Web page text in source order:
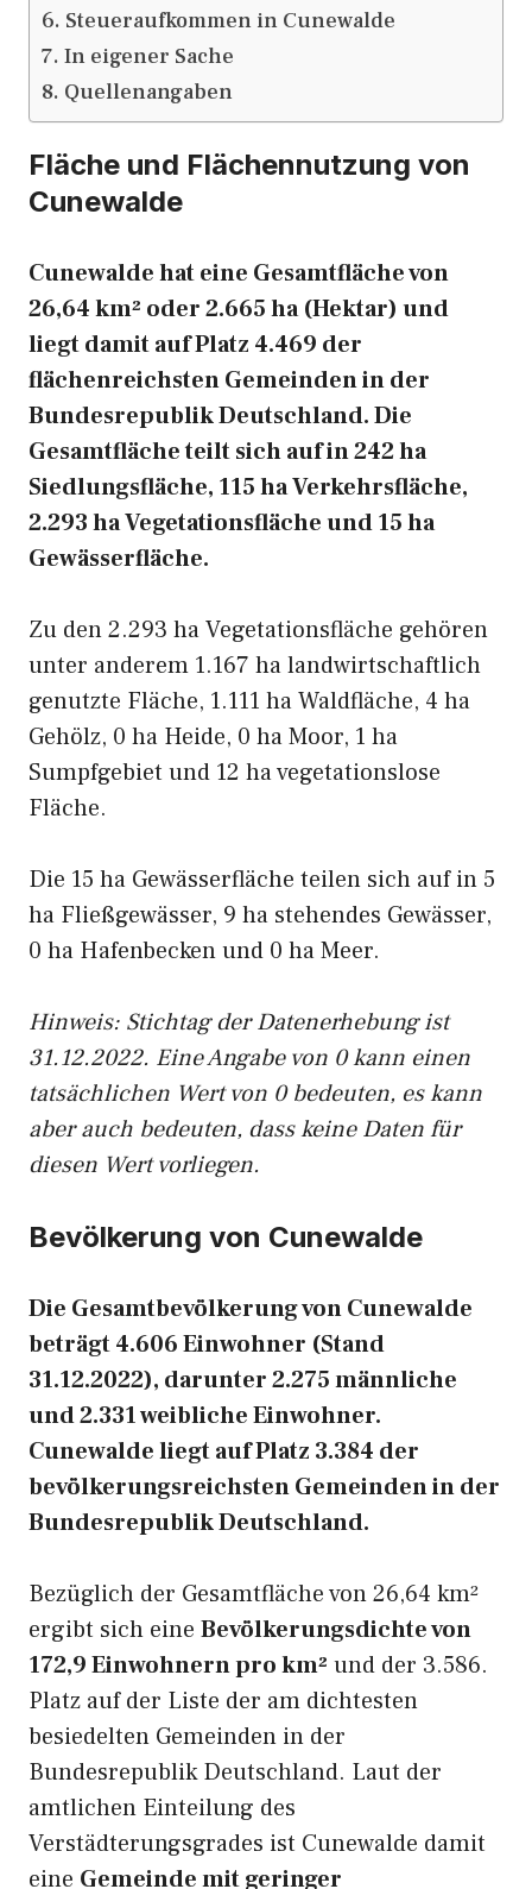
Steueraufkommen in Cunewalde
In eigener Sache
Quellenangaben
Fläche und Flächennutzung von
Cunewalde
Cunewalde hat eine Gesamtfläche von
26,64 km² oder 2.665 ha (Hektar) und
liegt damit auf Platz 4.469 der
flächenreichsten Gemeinden in der
Bundesrepublik Deutschland. Die
Gesamtfläche teilt sich auf in 242 ha
Siedlungsfläche, 115 ha Verkehrsfläche,
2.293 ha Vegetationsfläche und 15 ha
Gewässerfläche.
Zu den 2.293 ha Vegetationsfläche gehören
unter anderem 1.167 ha landwirtschaftlich
genutzte Fläche, 1.111 ha Waldfläche, 4 ha
Gehölz, 0 ha Heide, 0 ha Moor, 1 ha
Sumpfgebiet und 12 ha vegetationslose
Fläche.
Die 15 ha Gewässerfläche teilen sich auf in 5
ha Fließgewässer, 9 ha stehendes Gewässer,
0 ha Hafenbecken und 0 ha Meer.
Hinweis: Stichtag der Datenerhebung ist
31.12.2022. Eine Angabe von 0 kann einen
tatsächlichen Wert von 0 bedeuten, es kann
aber auch bedeuten, dass keine Daten für
diesen Wert vorliegen.
Bevölkerung von Cunewalde
Die Gesamtbevölkerung von Cunewalde
beträgt 4.606 Einwohner (Stand
31.12.2022), darunter 2.275 männliche
und 2.331 weibliche Einwohner.
Cunewalde liegt auf Platz 3.384 der
bevölkerungsreichsten Gemeinden in der
Bundesrepublik Deutschland.
Bezüglich der Gesamtfläche von 26,64 km²
ergibt sich eine Bevölkerungsdichte von
172,9 Einwohnern pro km² und der 3.586.
Platz auf der Liste der am dichtesten
besiedelten Gemeinden in der
Bundesrepublik Deutschland. Laut der
amtlichen Einteilung des
Verstädterungsgrades ist Cunewalde damit
eine Gemeinde mit geringer